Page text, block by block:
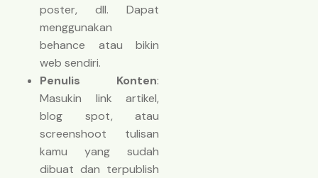
poster, dll. Dapat
menggunakan
behance atau bikin
web sendiri.
Penulis Konten:
Masukin link artikel,
blog spot, atau
screenshoot tulisan
kamu yang sudah
dibuat dan terpublish